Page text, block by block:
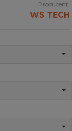
Producent:
WS TECH